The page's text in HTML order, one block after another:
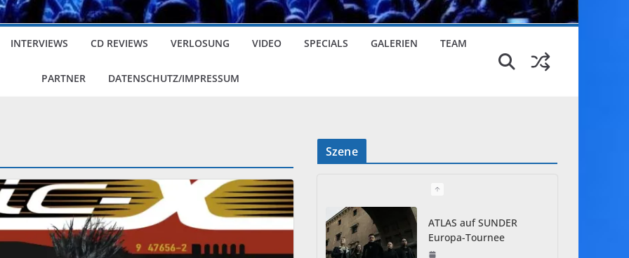
INTERVIEWS CD REVIEWS VERLOSUNG VIDEO SPECIALS GALERIEN TEAM
PARTNER DATENSCHUTZ/IMPRESSUM
Szene
ATLAS auf SUNDER
Europa-Tournee